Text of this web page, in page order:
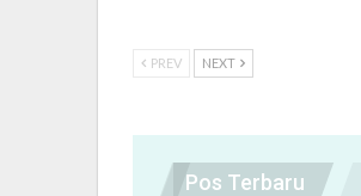
PREV NEXT
Pos Terbaru